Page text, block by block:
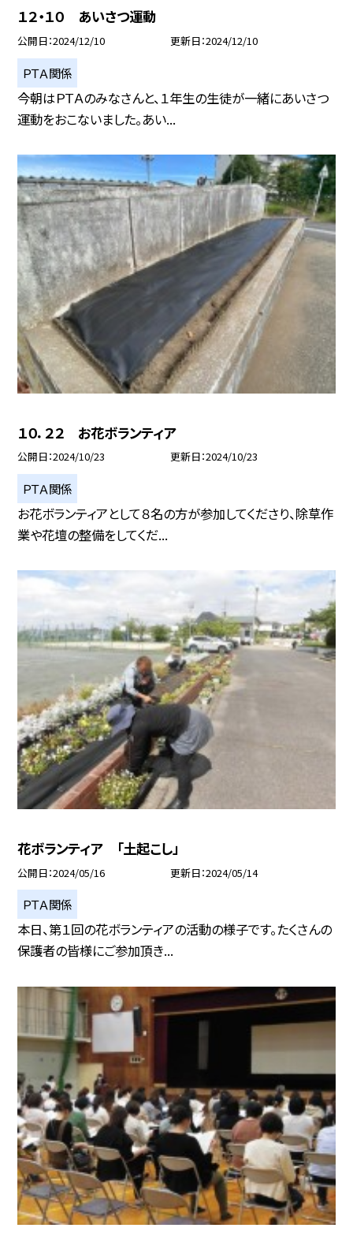
１２・１０ あいさつ運動
公開日 2024/12/10 更新日 2024/12/10
ＰＴＡ関係
今朝はＰＴＡのみなさんと、１年生の生徒が一緒にあいさつ
運動をおこないました。あい...
１０．２２ お花ボランティア
公開日 2024/10/23 更新日 2024/10/23
ＰＴＡ関係
お花ボランティアとして８名の方が参加してくださり、除草作
業や花壇の整備をしてくだ...
花ボランティア 「土起こし」
公開日 2024/05/16 更新日 2024/05/14
ＰＴＡ関係
本日、第１回の花ボランティアの活動の様子です。たくさんの
保護者の皆様にご参加頂き...